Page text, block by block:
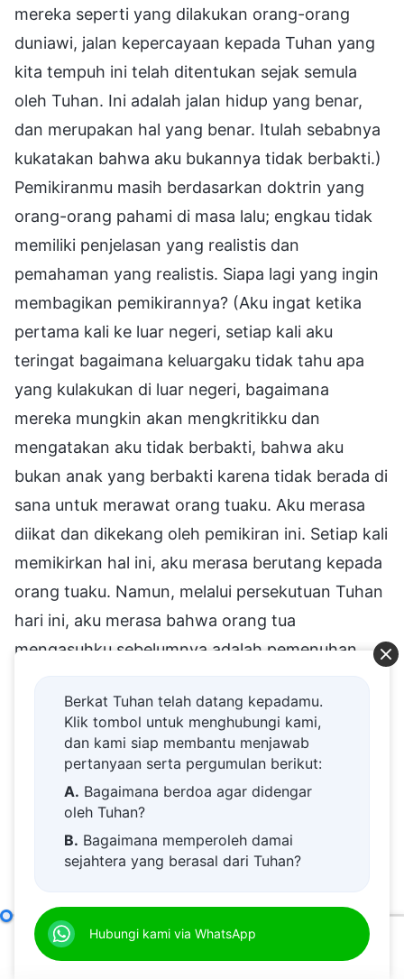
Berkat Tuhan telah datang kepadamu.
Klik tombol untuk menghubungi kami,
dan kami siap membantu menjawab
pertanyaan serta pergumulan berikut:
A. Bagaimana berdoa agar didengar
oleh Tuhan?
B. Bagaimana memperoleh damai
sejahtera yang berasal dari Tuhan?
D.
dekat kepada Tuhan.
E.Bagaimana menyambut kedatangan
Hubungi kami via WhatsApp
Cara Mengejar Kebenaran (16)Bagian Tiga